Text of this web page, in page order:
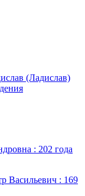
(Ладислав)
: 202 года
Васильевич : 169